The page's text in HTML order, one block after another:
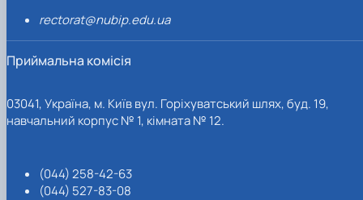
rectorat@nubip.edu.ua
Приймальна комісія
03041, Україна, м. Київ вул. Горіхуватський шлях, буд. 19,
навчальний корпус № 1, кімната № 12.
(044) 258-42-63
(044) 527-83-08